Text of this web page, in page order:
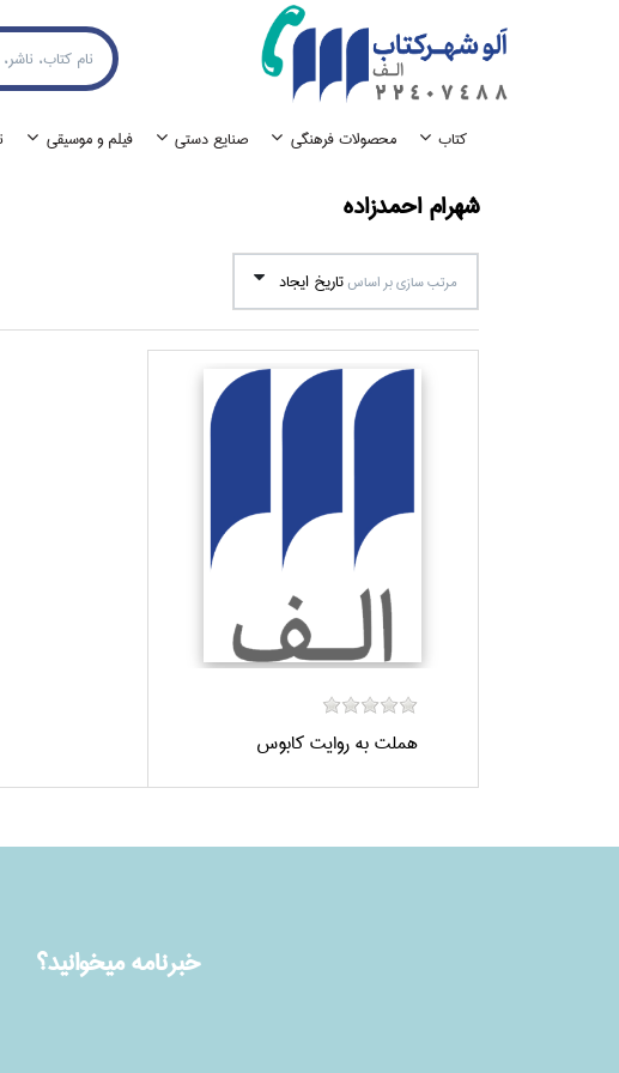
كتاب محصولات فرهنگي صنايع دستي فيلم و موسيقي
شهرام احمدزاده
مرتب سازي بر اساس تاريخ ايجاد
هملت به روايت كابوس
خبرنامه ميخوانيد؟